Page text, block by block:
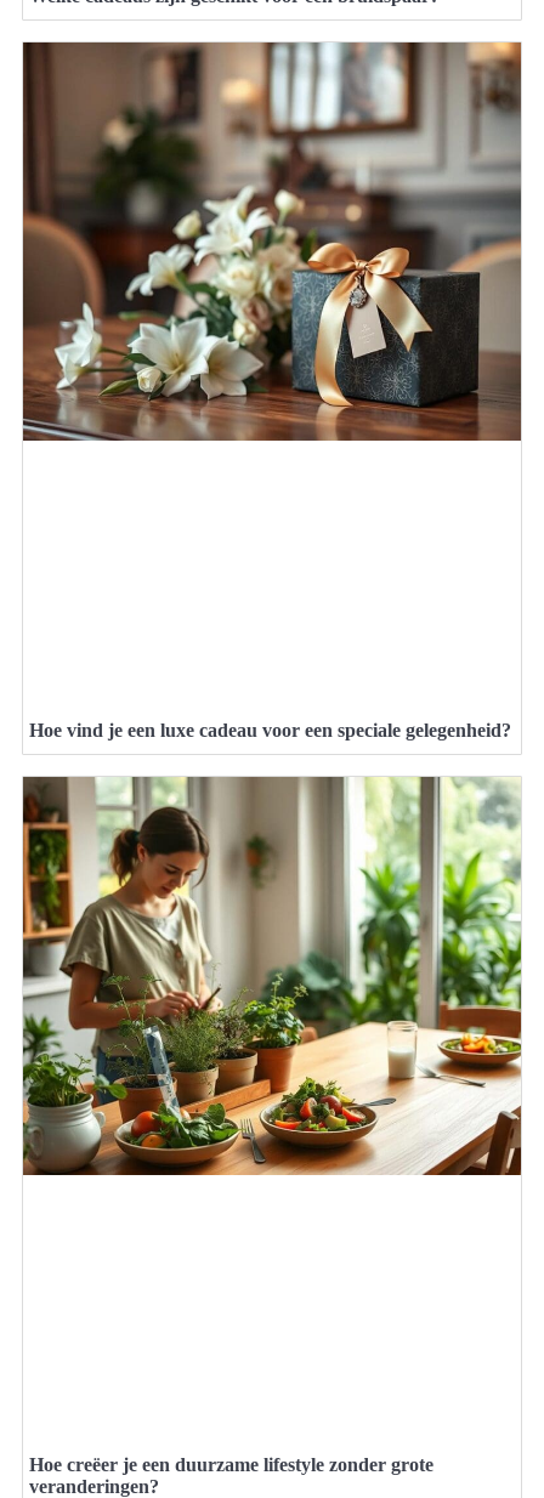
Hoe vind je een luxe cadeau voor een speciale gelegenheid?
Hoe creëer je een duurzame lifestyle zonder grote
veranderingen?